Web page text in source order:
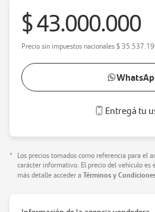
$ 43.000.000
Precio sin impuestos nacionales$
Entregá tu
* Los precios tomados como referencia para el
carácter informativo. El precio del vehículo es
más detalle acceder aTérminos y